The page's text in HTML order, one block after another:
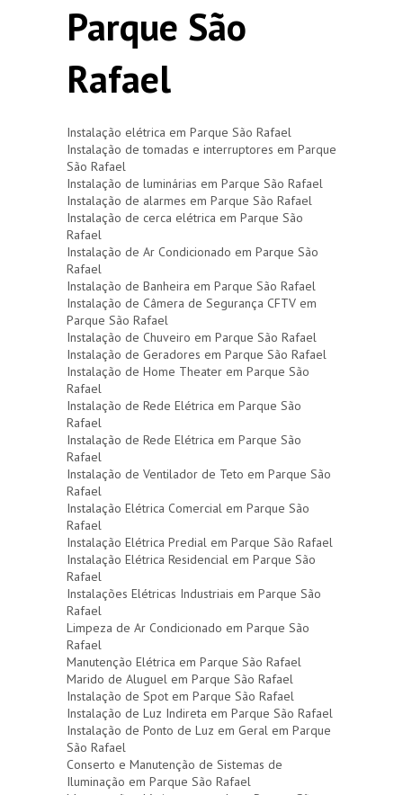
Parque São
Rafael
Instalação elétrica em Parque São Rafael
Instalação de tomadas e interruptores em Parque
São Rafael
Instalação de luminárias em Parque São Rafael
Instalação de alarmes em Parque São Rafael
Instalação de cerca elétrica em Parque São
Rafael
Instalação de Ar Condicionado em Parque São
Rafael
Instalação de Banheira em Parque São Rafael
Instalação de Câmera de Segurança CFTV em
Parque São Rafael
Instalação de Chuveiro em Parque São Rafael
Instalação de Geradores em Parque São Rafael
Instalação de Home Theater em Parque São
Rafael
Instalação de Rede Elétrica em Parque São
Rafael
Instalação de Rede Elétrica em Parque São
Rafael
Instalação de Ventilador de Teto em Parque São
Rafael
Instalação Elétrica Comercial em Parque São
Rafael
Instalação Elétrica Predial em Parque São Rafael
Instalação Elétrica Residencial em Parque São
Rafael
Instalações Elétricas Industriais em Parque São
Rafael
Limpeza de Ar Condicionado em Parque São
Rafael
Manutenção Elétrica em Parque São Rafael
Marido de Aluguel em Parque São Rafael
Instalação de Spot em Parque São Rafael
Instalação de Luz Indireta em Parque São Rafael
Instalação de Ponto de Luz em Geral em Parque
São Rafael
Conserto e Manutenção de Sistemas de
Iluminação em Parque São Rafael